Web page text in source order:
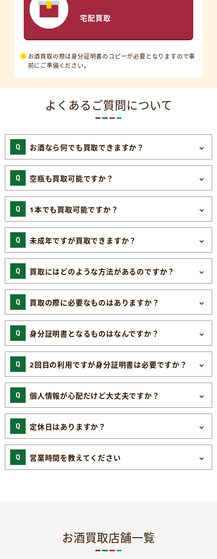
宅配買取
お酒買取の際は身分証明書のコピーが必要となりますので事
前にご準備ください。
よくあるご質問について
お酒なら何でも買取できますか？
空瓶も買取可能ですか？
1本でも買取可能ですか？
未成年ですが買取できますか？
買取にはどのような方法があるのですか？
買取の際に必要なものはありますか？
身分証明書となるものはなんですか？
2回目の利用ですが身分証明書は必要ですか？
個人情報が心配だけど大丈夫ですか？
定休日はありますか？
営業時間を教えてください
お酒買取店舗一覧